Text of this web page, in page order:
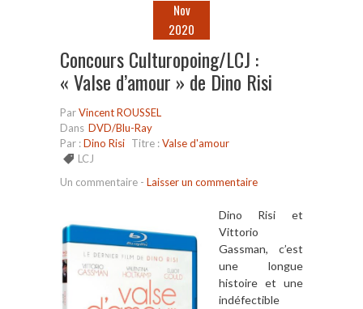
Nov
2020
Concours Culturopoing/LCJ :
« Valse d’amour » de Dino Risi
ParVincent ROUSSEL
Dans DVD/Blu-Ray
Par :Dino Risi Titre :Valse d'amour
LCJ
Un commentaire - Laisser un commentaire
Dino Risi et
Vittorio
Gassman, c’est
une longue
histoire et une
indéfectible